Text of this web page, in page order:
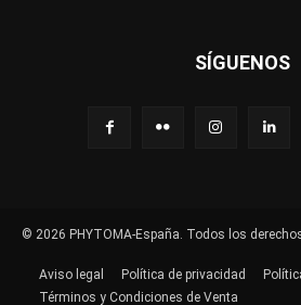
SÍGUENOS
© 2026 PHYTOMA-España. Todos los
Aviso legal Política de privacidad
Términos y Condiciones de Venta